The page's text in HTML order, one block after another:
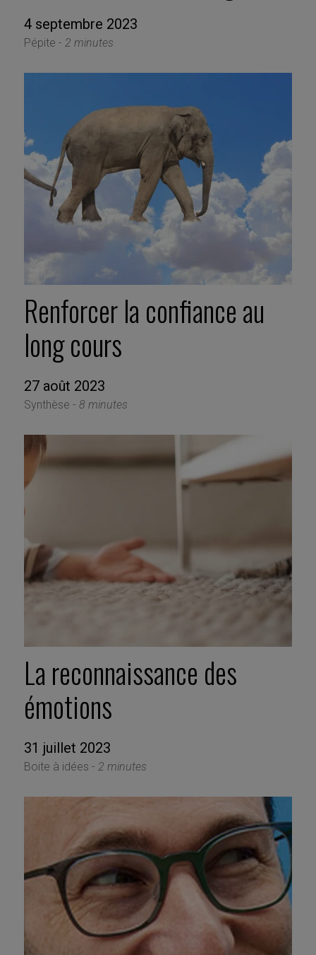
4 septembre 2023
Pépite - 2 minutes
Renforcer la confiance au
long cours
27 août 2023
Synthèse - 8 minutes
La reconnaissance des
émotions
31 juillet 2023
Boite à idées - 2 minutes